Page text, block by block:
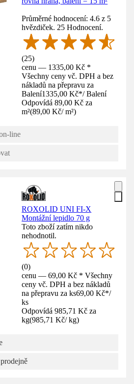
Průměrné hodnocení: 4.6 z 5
hvězdiček. 25 Hodnocení.
(25)
cenu — 1335,00 Kč *
Všechny ceny vč. DPH a bez
nákladů na přepravu za
Balení1335,00 Kč*/ Balení
Odpovídá 89,00 Kč za
m²(89,00 Kč/ m²)
line
ROXOLID UNI FI-X
Montážní lepidlo 70 g
Toto zboží zatím nikdo
nehodnotil.
(0)
cenu — 69,00 Kč * Všechny
ceny vč. DPH a bez nákladů
na přepravu za ks69,00 Kč*/
ks
Odpovídá 985,71 Kč za
kg(985,71 Kč/ kg)